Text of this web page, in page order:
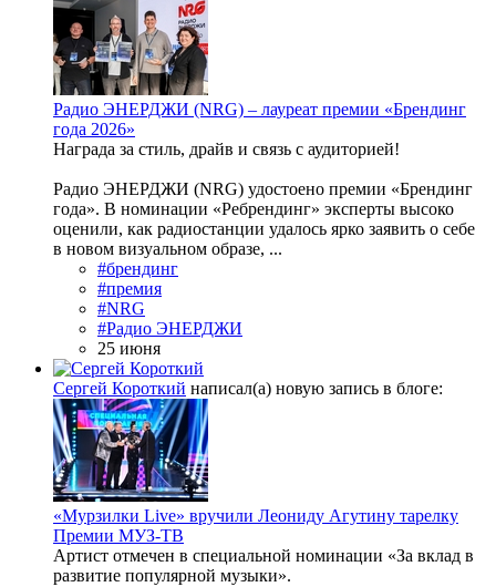
Радио ЭНЕРДЖИ (NRG) – лауреат премии «Брендинг
года 2026»
Награда за стиль, драйв и связь с аудиторией!
Радио ЭНЕРДЖИ (NRG) удостоено премии «Брендинг
года». В номинации «Ребрендинг» эксперты высоко
оценили, как радиостанции удалось ярко заявить о себе
в новом визуальном образе, ...
#брендинг
#премия
#NRG
#Радио ЭНЕРДЖИ
25 июня
Сергей Короткий написал(а) новую запись в блоге:
«Мурзилки Live» вручили Леониду Агутину тарелку
Премии МУЗ-ТВ
Артист отмечен в специальной номинации «За вклад в
развитие популярной музыки».